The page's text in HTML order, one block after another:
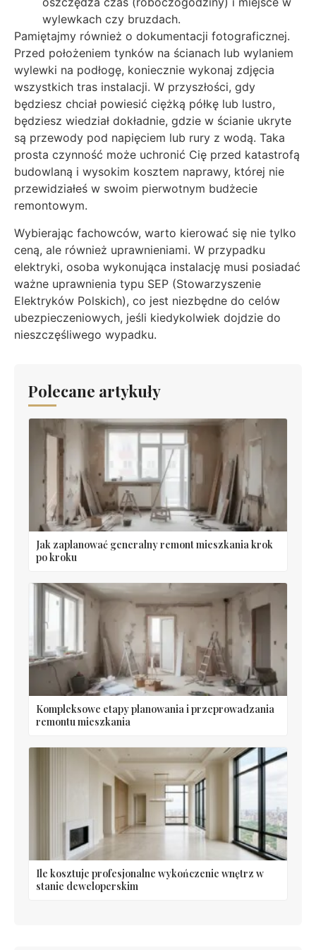
wylewkach czy bruzdach.
Pamiętajmy również o dokumentacji fotograficznej.
Przed położeniem tynków na ścianach lub wylaniem
wylewki na podłogę, koniecznie wykonaj zdjęcia
wszystkich tras instalacji. W przyszłości, gdy
będziesz chciał powiesić ciężką półkę lub lustro,
będziesz wiedział dokładnie, gdzie w ścianie ukryte
są przewody pod napięciem lub rury z wodą. Taka
prosta czynność może uchronić Cię przed katastrofą
budowlaną i wysokim kosztem naprawy, której nie
przewidziałeś w swoim pierwotnym budżecie
remontowym.
Wybierając fachowców, warto kierować się nie tylko
ceną, ale również uprawnieniami. W przypadku
elektryki, osoba wykonująca instalację musi posiadać
ważne uprawnienia typu SEP (Stowarzyszenie
Elektryków Polskich), co jest niezbędne do celów
ubezpieczeniowych, jeśli kiedykolwiek dojdzie do
nieszczęśliwego wypadku.
Polecane artykuły
Jak zaplanować generalny remont mieszkania krok
po kroku
Kompleksowe etapy planowania i przeprowadzania
remontu mieszkania
Ile kosztuje profesjonalne wykończenie wnętrz w
stanie deweloperskim